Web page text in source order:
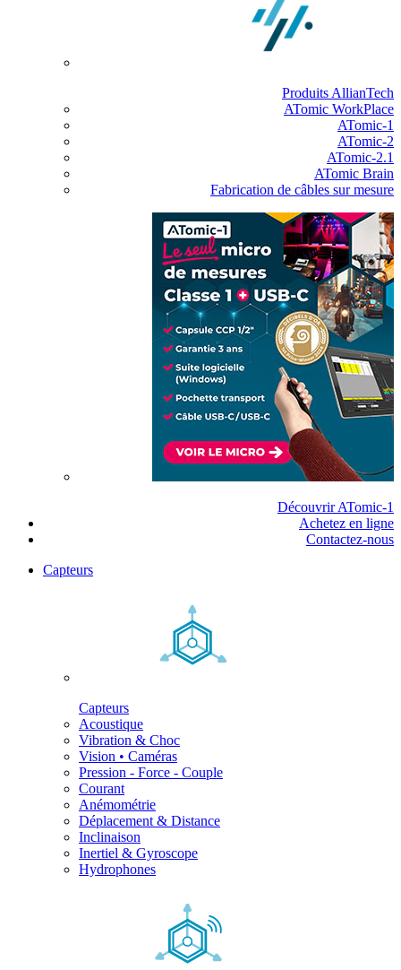
Produits AllianTech
ATomic WorkPlace
ATomic-1
ATomic-2
ATomic-2.1
ATomic Brain
Fabrication de câbles sur mesure
Découvrir ATomic-1
Achetez en ligne
Contactez-nous
Capteurs
Capteurs
Acoustique
Vibration & Choc
Vision • Caméras
Pression - Force - Couple
Courant
Anémométrie
Déplacement & Distance
Inclinaison
Inertiel & Gyroscope
Hydrophones